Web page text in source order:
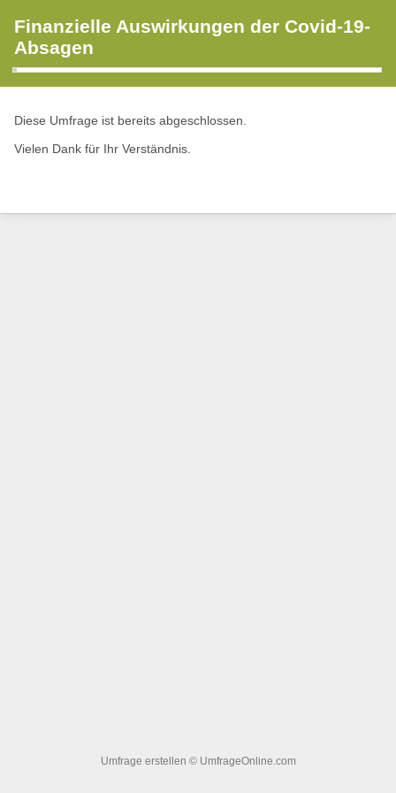
Finanzielle Auswirkungen der Covid-19-
Absagen
Diese Umfrage ist bereits abgeschlossen.
Vielen Dank für Ihr Verständnis.
Umfrage erstellen © UmfrageOnline.com